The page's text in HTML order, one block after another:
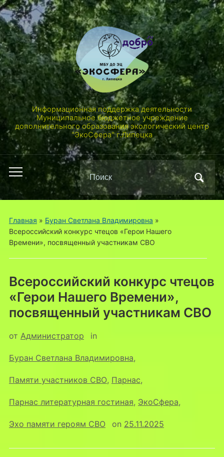
Информационная поддержка деятельности
Муниципальное бюджетное учреждение
дополнительного образования экологический центр
"ЭкоСфера" г.Липецка
Переключить
мобильное
меню
Поиск
по:
Главная » Буран Светлана Владимировна »
Всероссийский конкурс чтецов «Герои Нашего
Времени», посвященный участникам СВО
Всероссийский конкурс чтецов
«Герои Нашего Времени»,
посвященный участникам СВО
от Администратор in
Буран Светлана Владимировна,
Памяти участников СВО, Парнас,
Парнас литературная гостиная, ЭкоСфера,
Эхо памяти героям СВО on 25.11.2025